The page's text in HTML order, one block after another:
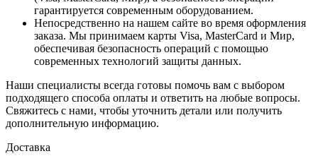
гарантируется современным оборудованием.
Непосредственно на нашем сайте во время оформления
заказа. Мы принимаем карты Visa, MasterCard и Мир,
обеспечивая безопасность операций с помощью
современных технологий защиты данных.
Наши специалисты всегда готовы помочь вам с выбором
подходящего способа оплаты и ответить на любые вопросы.
Свяжитесь с нами, чтобы уточнить детали или получить
дополнительную информацию.
Доставка